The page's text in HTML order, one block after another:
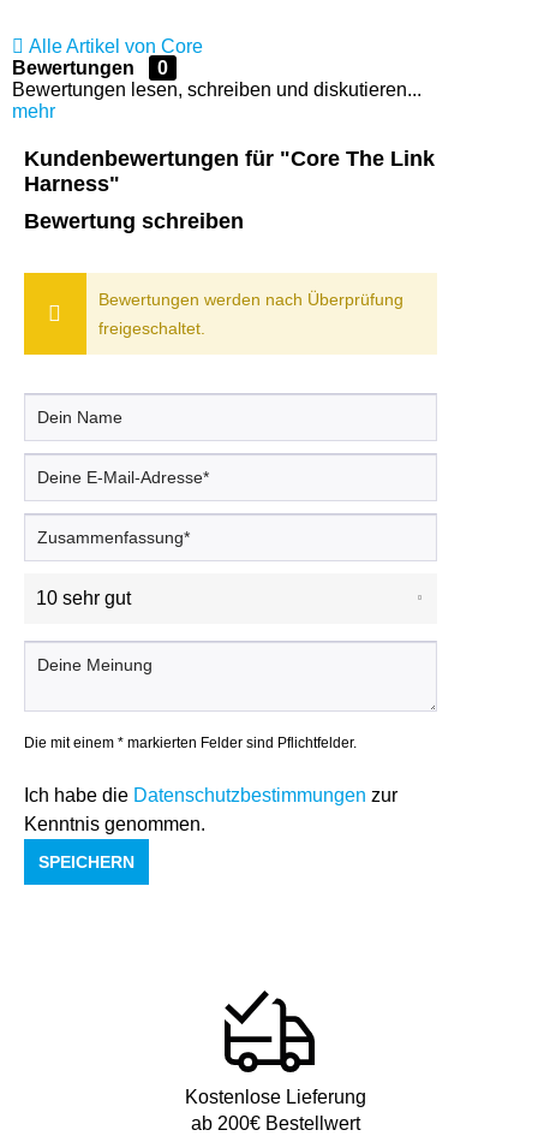
Alle Artikel von Core
Bewertungen
0
Bewertungen lesen, schreiben und diskutieren...
mehr
Kundenbewertungen für "Core The Link
Harness"
Bewertung schreiben
Bewertungen werden nach Überprüfung
freigeschaltet.
Die mit einem * markierten Felder sind Pflichtfelder.
Ich habe die Datenschutzbestimmungen zur
Kenntnis genommen.
SPEICHERN
Kostenlose Lieferung
ab 200€ Bestellwert